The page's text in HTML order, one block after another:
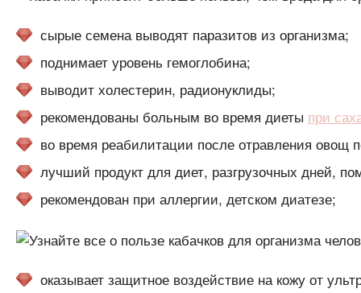
сырые семена выводят паразитов из организма;
поднимает уровень гемоглобина;
выводит холестерин, радионуклиды;
рекомендованы больным во время диеты при
во время реабилитации после отравления овощ
лучший продукт для диет, разгрузочных дней,
рекомендован при аллергии, детском диатезе;
оказывает защитное воздействие на кожу от